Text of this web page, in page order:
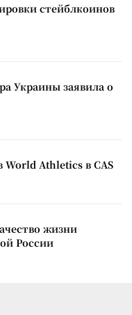
стейблкоинов
Украины заявила о
Athletics в CAS
жизни
России